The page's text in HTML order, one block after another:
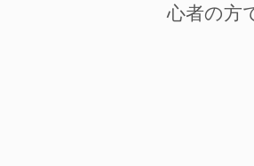
心者の方